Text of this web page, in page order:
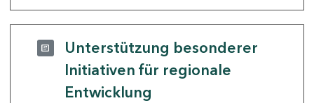
Unterstützung besonderer
Initiativen für regionale
Entwicklung